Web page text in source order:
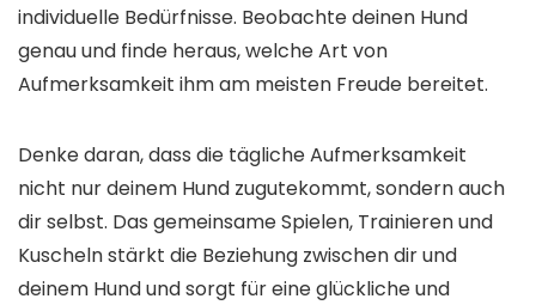
individuelle Bedürfnisse. Beobachte deinen Hund
genau und finde heraus, welche Art von
Aufmerksamkeit ihm am meisten Freude bereitet.
Denke daran, dass die tägliche Aufmerksamkeit
nicht nur deinem Hund zugutekommt, sondern auch
dir selbst. Das gemeinsame Spielen, Trainieren und
Kuscheln stärkt die Beziehung zwischen dir und
deinem Hund und sorgt für eine glückliche und